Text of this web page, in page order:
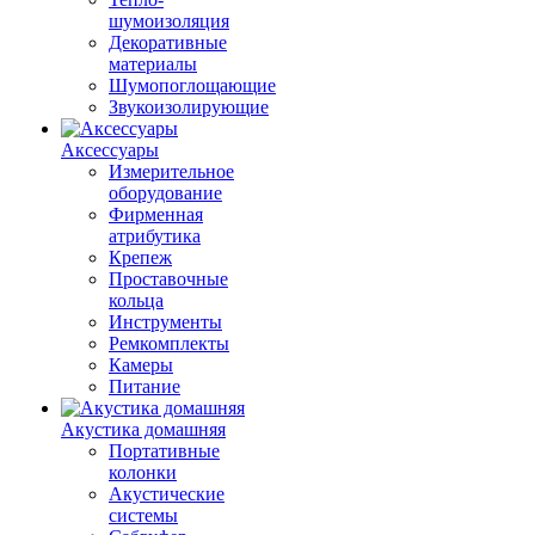
шумоизоляция
Декоративные
материалы
Шумопоглощающие
Звукоизолирующие
Аксессуары
Измерительное
оборудование
Фирменная
атрибутика
Крепеж
Проставочные
кольца
Инструменты
Ремкомплекты
Камеры
Питание
Акустика домашняя
Портативные
колонки
Акустические
системы